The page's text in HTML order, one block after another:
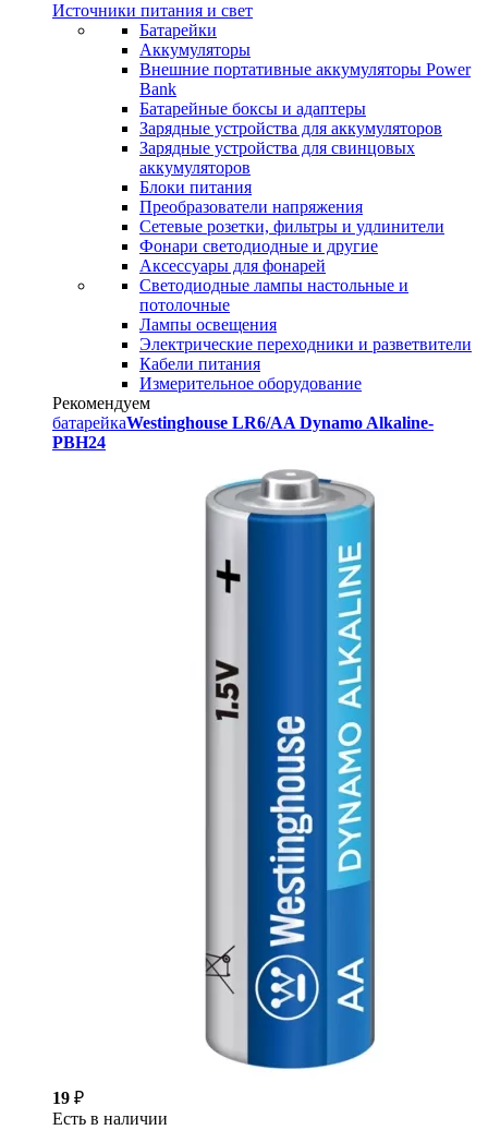
Источники питания и свет
Батарейки
Аккумуляторы
Внешние портативные аккумуляторы Power
Bank
Батарейные боксы и адаптеры
Зарядные устройства для аккумуляторов
Зарядные устройства для свинцовых
аккумуляторов
Блоки питания
Преобразователи напряжения
Сетевые розетки, фильтры и удлинители
Фонари светодиодные и другие
Аксессуары для фонарей
Светодиодные лампы настольные и
потолочные
Лампы освещения
Электрические переходники и разветвители
Кабели питания
Измерительное оборудование
Рекомендуем
батарейкаWestinghouse LR6/AA Dynamo Alkaline-
PBH24
19 ₽
Есть в наличии